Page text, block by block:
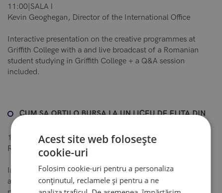
11:00|SALA I
Kevin Geoghegan, Director of the International Office
Interactive presentation on the creative programmes at
Griffith College with a and live broadcast of a Romanian
student studying in Griffith College + a Q&A session
included.
CUM SA OBTII O BURSA LA UN LICEU DE ELITA DIN
12:00|SALA II
Raluca-Livia Niculae, IntegralEdu
In ultima vreme, admiterea la liceele de elita din strainatate
a devenit mai competitiva iar acest lucru se datoreaza
Acest site web folosește
cookie-uri
Folosim cookie-uri pentru a personaliza
conținutul, reclamele și pentru a ne